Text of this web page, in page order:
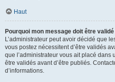
Haut
Pourquoi mon message doit être validé
L’administrateur peut avoir décidé que
vous postez nécessitent d’être validés
que l’administrateur vous ait placé
être validés avant d’être publiés.
d’informations.